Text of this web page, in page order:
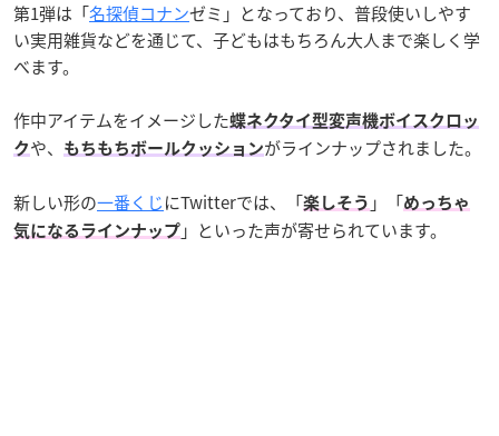
第1弾は「名探偵コナンゼミ」となっており、普段使いしやす
い実用雑貨などを通じて、子どもはもちろん大人まで楽しく学
べます。
作中アイテムをイメージした蝶ネクタイ型変声機ボイスクロッ
ク や、 もちもちボールクッションがラインナップされました。
新しい形の一番くじにTwitterでは、「楽しそう 」「めっちゃ
気になるラインナップ 」といった声が寄せられています。